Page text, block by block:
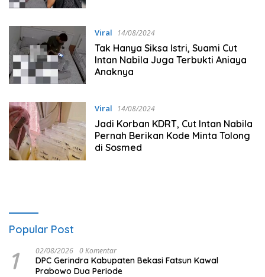
Viral 14/08/2024
Tak Hanya Siksa Istri, Suami Cut
Intan Nabila Juga Terbukti Aniaya
Anaknya
Viral 14/08/2024
Jadi Korban KDRT, Cut Intan Nabila
Pernah Berikan Kode Minta Tolong
di Sosmed
Popular Post
1 02/08/2026 0 Komentar
DPC Gerindra Kabupaten Bekasi Fatsun Kawal
Prabowo Dua Periode